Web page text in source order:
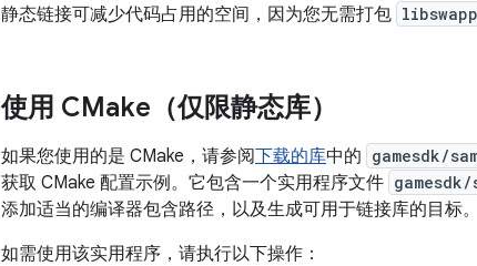
静态链接可减少代码占用的空间，因为您无需打包
使用 CMake（仅限静态库）
如果您使用的是 CMake，请参阅下载的库中的 gamesdk/
获取 CMake 配置示例。它包含一个实用程序文件
添加适当的编译器包含路径，以及生成可用于链接库的目标。
如需使用该实用程序，请执行以下操作：